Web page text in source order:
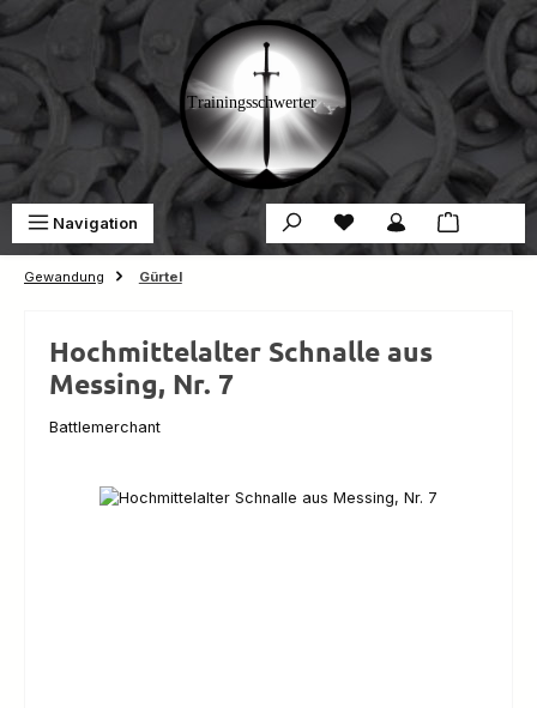
Zum Hauptinhalt springen
Navigation Du hast 0 Produkte auf
Gewandung Gürtel
Hochmittelalter Schnalle aus
Messing, Nr. 7
Battlemerchant
Bildergalerie überspringen